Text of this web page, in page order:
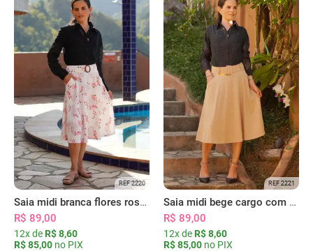
REF 2220
Saia midi branca flores rosas com bolsos
R$ 89,00
12x de R$ 8,60
R$ 85,00 no PIX
REF 2221
Saia midi bege cargo com bolsos
R$ 89,00
12x de R$ 8,60
R$ 85,00 no PIX